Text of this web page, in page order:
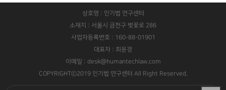
상호명 : 인기법 연구센터
소재지 : 서울시 금천구 벚꽃로 286
사업자등록번호 : 160-88-01901
대표자 : 최윤경
이메일 : desk@humantechlaw.com
COPYRIGHTⓒ2019 인기법 연구센터 All Right Reserved.